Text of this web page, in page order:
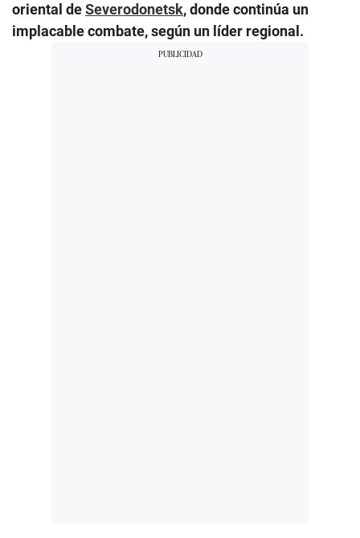
oriental deSeverodonetsk, donde continúa un
implacable combate, según un líder regional.